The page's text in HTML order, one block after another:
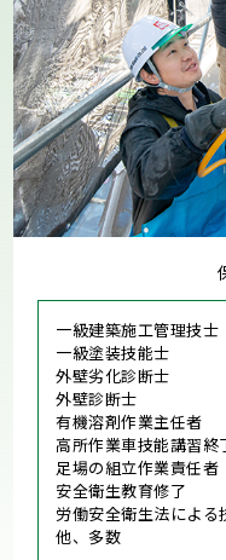
一級建築施工管理技士
一級塗装技能士
外壁劣化診断士
外壁診断士
有機溶剤作業主任者
高所作業車技能講習終
足場の組立作業責任者
安全衛生教育修了
労働安全衛生法による
他、多数